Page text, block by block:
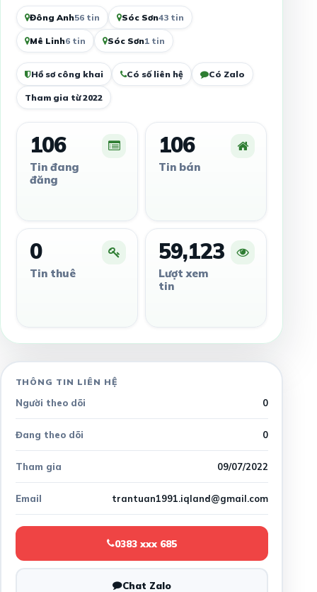
Đông Anh56 tin Sóc Sơn43 tin
Mê Linh6 tin Sóc Sơn1 tin
Hồ sơ công khai Có số liên hệ Có Zalo
Tham gia từ 2022
106
Tin đang
đăng
106
Tin bán
0
Tin thuê
59,123
Lượt xem
tin
THÔNG TIN LIÊN HỆ
Người theo dõi 0
Đang theo dõi 0
Tham gia 09/07/2022
Email trantuan1991.iqland@gmail.com
0383 xxx 685
Chat Zalo